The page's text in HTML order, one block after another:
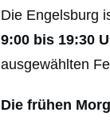
Die Engelsburg
9:00 bis 19:30
ausgewählten
Die frühen